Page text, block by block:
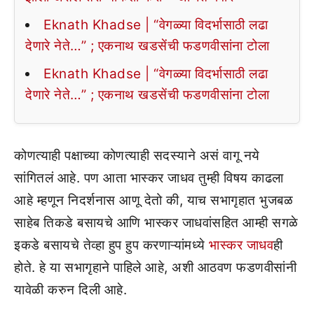
Eknath Khadse | “वेगळ्या विदर्भासाठी लढा
देणारे नेते…” ; एकनाथ खडसेंची फडणवीसांना टोला
Eknath Khadse | “वेगळ्या विदर्भासाठी लढा
देणारे नेते…” ; एकनाथ खडसेंची फडणवीसांना टोला
कोणत्याही पक्षाच्या कोणत्याही सदस्याने असं वागू नये
सांगितलं आहे. पण आता भास्कर जाधव तुम्ही विषय काढला
आहे म्हणून निदर्शनास आणू देतो की, याच सभागृहात भुजबळ
साहेब तिकडे बसायचे आणि भास्कर जाधवांसहित आम्ही सगळे
इकडे बसायचे तेव्हा हुप हुप करणाऱ्यांमध्ये भास्कर जाधवही
होते. हे या सभागृहाने पाहिले आहे, अशी आठवण फडणवीसांनी
यावेळी करुन दिली आहे.